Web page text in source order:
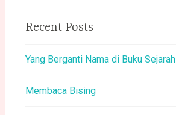
Recent Posts
Yang Berganti Nama di Buku Sejarah
Membaca Bising